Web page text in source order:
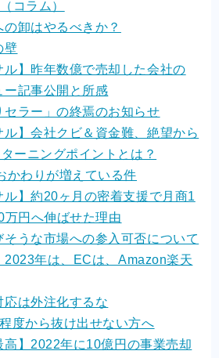
コラム）
の卸はやるべきか？
壁
ル】昨年数億で売却した会社の
ー記事公開と所感
セラー」の終焉のお知らせ
ル】会社クビ＆資金難、絶望から
ーニングポイントとは？
かわりが増えている件
ル】約20ヶ月の密着支援で月商1
円へ伸ばせた理由
そうな市場への参入可否について
2023年は、ECは、Amazon楽天
応は外注化するな
度から抜け出せない方へ
高】2022年に10億円の事業売却